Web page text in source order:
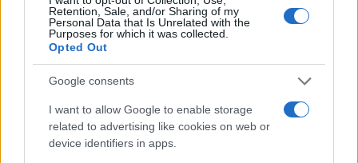
Retention, Sale, and/or Sharing of my
Personal Data that Is Unrelated with the
Purposes for which it was collected.
Opted Out
Google consents
I want to allow Google to enable storage
related to advertising like cookies on web or
device identifiers in apps.
GAMING NEWS